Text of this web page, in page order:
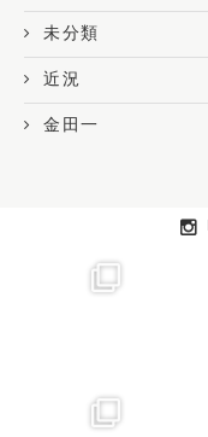
未分類
近況
金田一